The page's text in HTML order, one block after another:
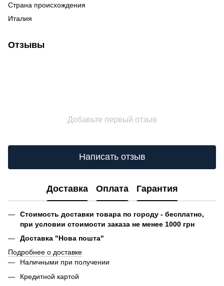
Страна происхождения
Италия
Отзывы
Добавьте первый отзыв
Написать отзыв
Доставка Оплата Гарантия
Стоимость доставки товара по городу - бесплатно,
при условии стоимости заказа не менее 1000 грн
Доставка "Нова пошта"
Подробнее о доставке
Наличными при получении
Кредитной картой